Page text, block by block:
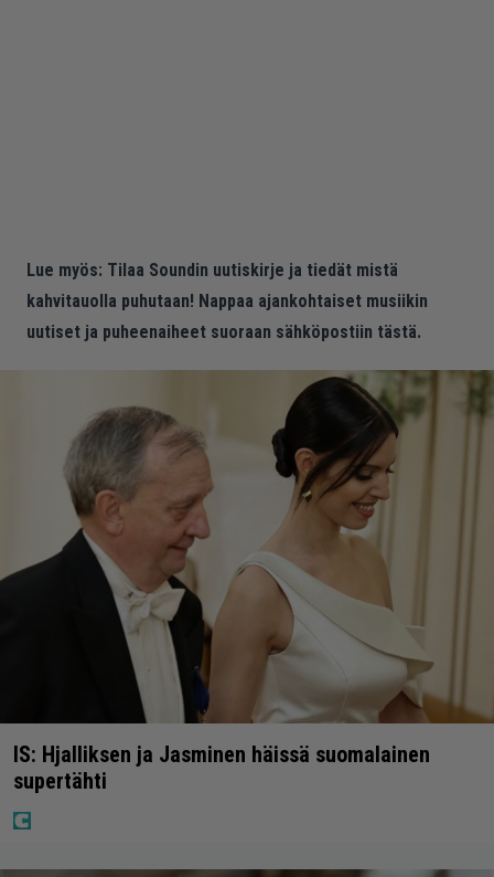
Lue myös: Tilaa Soundin uutiskirje ja tiedät mistä
kahvitauolla puhutaan! Nappaa ajankohtaiset musiikin
uutiset ja puheenaiheet suoraan sähköpostiin tästä.
IS: Hjalliksen ja Jasminen häissä suomalainen
supertähti